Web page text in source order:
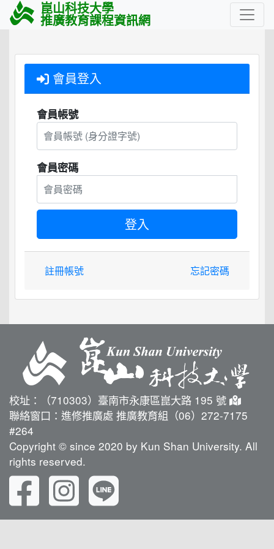
崑山科技大學
推廣教育課程資訊網
會員登入
會員帳號
會員密碼
註冊帳號 忘記密碼
校址：（710303）臺南市永康區崑大路 195 號
聯絡窗口：進修推廣處 推廣教育組（06）272-7175
#264
Copyright © since 2020 by Kun Shan University. All
rights reserved.